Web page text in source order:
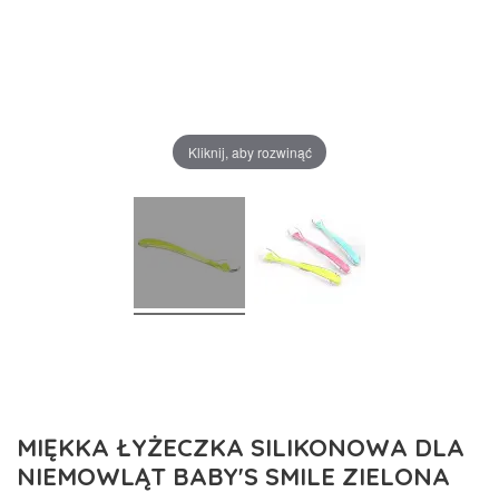
Kliknij, aby rozwinąć
MIĘKKA ŁYŻECZKA SILIKONOWA DLA
NIEMOWLĄT BABY'S SMILE ZIELONA